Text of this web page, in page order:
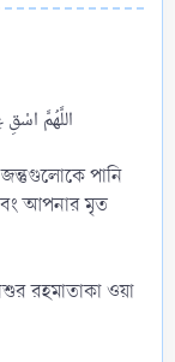
اللَّهُمَّ
পানি
আপনার মৃত
রহমাতাকা ওয়া